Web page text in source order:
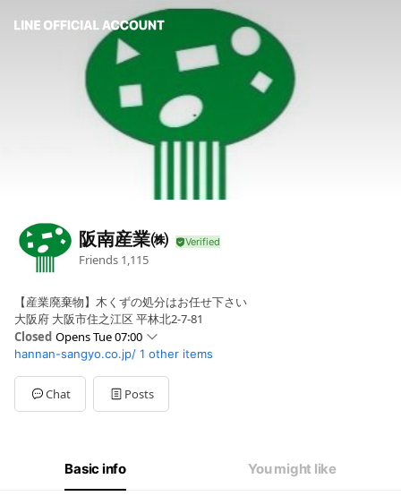
阪南産業㈱
Friends 1,115
【産業廃棄物】木くずの処分はお任せ下さい
大阪府 大阪市住之江区 平林北2-7-81
Closed Opens Tue 07:00
SunClosed
Mon07:00 - 18:00
Tue07:00 - 18:00
Wed07:00 - 18:00
07:00 - 18:00
※本社の営業時間です。祝日はHP等でご案内
hannan-sangyo.co.jp/ 1 other items
Chat Posts
Basic info You might like